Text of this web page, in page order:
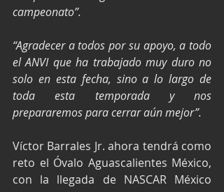
campeonato”.
“Agradecer a todos por su apoyo, a todo
el ANVI que ha trabajado muy duro no
solo en esta fecha, sino a lo largo de
toda esta temporada y nos
prepararemos para cerrar aún mejor”.
Víctor Barrales Jr. ahora tendrá como
reto el Óvalo Aguascalientes México,
con la llegada de NASCAR México